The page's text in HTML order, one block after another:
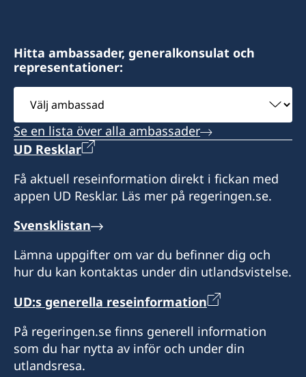
Hitta ambassader, generalkonsulat och
representationer:
Välj
ambassad
Se en lista över alla ambassader
UD Resklar
Få aktuell reseinformation direkt i fickan med
appen UD Resklar. Läs mer på regeringen.se.
Svensklistan
Lämna uppgifter om var du befinner dig och
hur du kan kontaktas under din utlandsvistelse.
UD:s generella reseinformation
På regeringen.se finns generell information
som du har nytta av inför och under din
utlandsresa.